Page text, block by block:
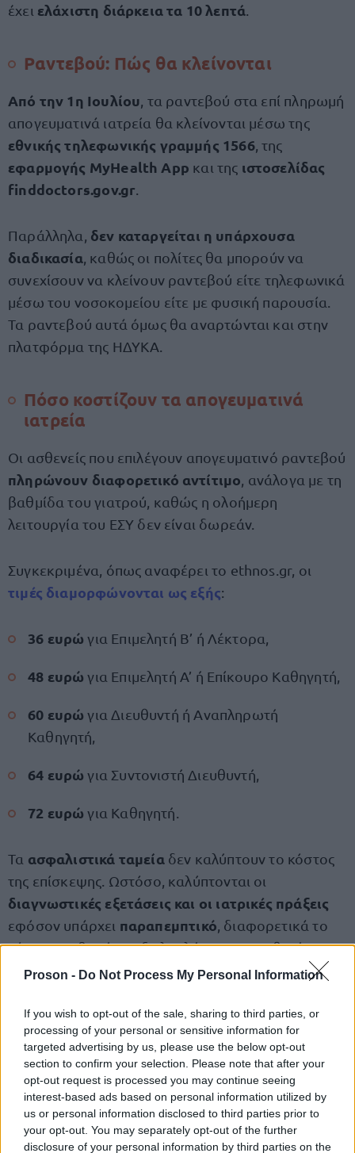
Proson - Do Not Process My Personal Information
If you wish to opt-out of the sale, sharing to third parties, or
processing of your personal or sensitive information for
targeted advertising by us, please use the below opt-out
section to confirm your selection. Please note that after your
opt-out request is processed you may continue seeing
interest-based ads based on personal information utilized by
us or personal information disclosed to third parties prior to
your opt-out. You may separately opt-out of the further
disclosure of your personal information by third parties on the
έχει ελάχιστη διάρκεια τα 10 λεπτά
Ραντεβού: Πώς θα κλείνονται
Από την 1η Ιουλίου , τα ραντεβού στα επί πληρωμή
απογευματινά ιατρεία θα κλείνονται μέσω της
εθνικής τηλεφωνικής γραμμής 1566, της
εφαρμογής MyHealth App και της ιστοσελίδας
finddoctors.gov.gr
Παράλληλα, δεν καταργείται η υπάρχουσα
διαδικασία , καθώς οι πολίτες θα μπορούν να
συνεχίσουν να κλείνουν ραντεβού είτε τηλεφωνικά
μέσω του νοσοκομείου είτε με φυσική παρουσία.
Τα ραντεβού αυτά όμως θα αναρτώνται και στην
πλατφόρμα της ΗΔΥΚΑ.
Πόσο κοστίζουν τα απογευματινά
ιατρεία
Οι ασθενείς που επιλέγουν απογευματινό ραντεβού
πληρώνουν διαφορετικό αντίτιμο , ανάλογα με τη
βαθμίδα του γιατρού, καθώς η ολοήμερη
λειτουργία του ΕΣΥ δεν είναι δωρεάν.
Συγκεκριμένα, όπως αναφέρει το ethnos.gr, οι
τιμές διαμορφώνονται ως εξής:
36 ευρώ για Επιμελητή Β’ ή Λέκτορα,
48 ευρώ για Επιμελητή Α’ ή Επίκουρο Καθηγητή,
60 ευρώ για Διευθυντή ή Αναπληρωτή
Καθηγητή,
64 ευρώγια Συντονιστή Διευθυντή,
72 ευρώ για Καθηγητή.
Τα ασφαλιστικά ταμεία δεν καλύπτουν το κόστος
της επίσκεψης. Ωστόσο, καλύπτονται οι
διαγνωστικές εξετάσεις και οι ιατρικές πράξεις
εφόσον υπάρχει παραπεμπτικό , διαφορετικά το
κόστος επιβαρύνει εξ ολοκλήρου τον ασθενή.
αρκετοί ασθενείςεπιλέγουν να πληρώνουν για
απογευματινές επισκέψειςσε γιατρούς δημόσιων
νοσοκομείων.
Με βάση ταστοιχεία του υπουργείου Υγείας για
το 2025, το νοσοκομείο«Ανδρέας Συγγρός»